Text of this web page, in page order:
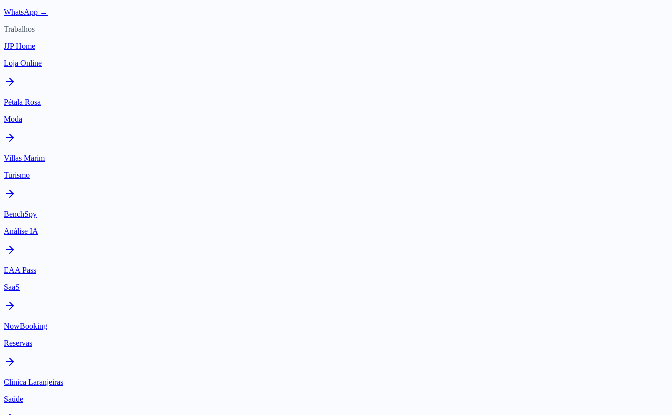
WhatsApp →
Trabalhos
JJP Home
Loja Online
Pétala Rosa
Moda
Villas Marim
Turismo
BenchSpy
Análise IA
EAA Pass
SaaS
NowBooking
Reservas
Clinica Laranjeiras
Saúde